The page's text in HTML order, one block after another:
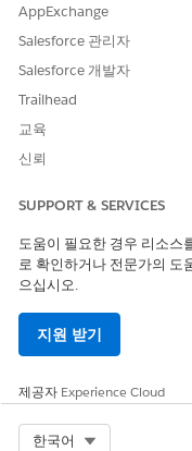
AppExchange
Salesforce 관리자
Salesforce 개발자
Trailhead
교육
신뢰
SUPPORT & SERVICES
도움이 필요한 경우 리소스
로 확인하거나 전문가의 도
으십시오.
지원 받기
제공자 Experience Cloud
한국어